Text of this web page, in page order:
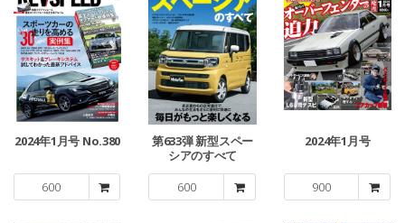
2024年1月号 No.380
600
第633弾 新型スペー
シアのすべて
600
2024年1月号
900